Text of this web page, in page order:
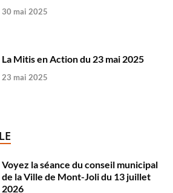
30 mai 2025
La Mitis en Action du 23 mai 2025
23 mai 2025
Voyez la séance du conseil municipal
de la Ville de Mont-Joli du 13 juillet
2026